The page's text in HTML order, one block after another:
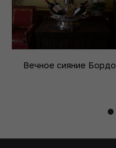
Вечное сияние Бордо